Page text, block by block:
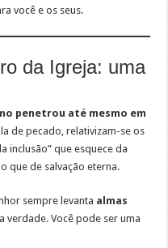
você e os seus.
da Igreja: uma
penetrou até mesmo em
de pecado, relativizam-se os
inclusão” que esquece da
que de salvação eterna.
sempre levanta almas
verdade. Você pode ser uma